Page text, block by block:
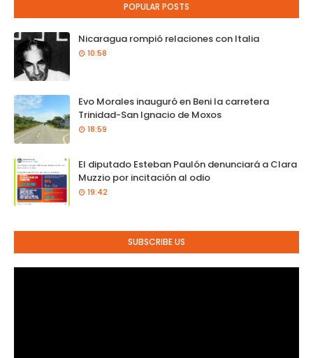
POPULAR POSTS
Nicaragua rompió relaciones con Italia
10:58
Evo Morales inauguró en Beni la carretera
Trinidad-San Ignacio de Moxos
18:59
El diputado Esteban Paulón denunciará a Clara
Muzzio por incitación al odio
19:42
SUBSCRIBE US